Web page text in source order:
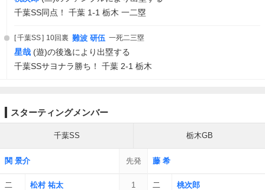
千葉SS同点！ 千葉 1-1 栃木 一二塁
千葉SS 10回裏 難波 研伍 一死二三塁
星哉 (遊)の後逸により出塁する
千葉SSサヨナラ勝ち！ 千葉 2-1 栃木
スターティングメンバー
千葉SS 栃木GB
関 景介 先発 藤 希
二 松村 祐太 1 二 桃次郎